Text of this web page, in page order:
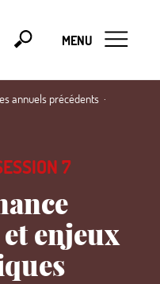
MENU
annuels précédents
7
enjeux